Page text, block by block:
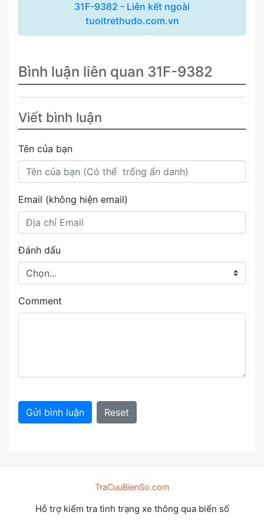
31F-9382 - Liên kết ngoài
tuoitrethudo.com.vn
Bình luận liên quan 31F-9382
Viết bình luận
Tên của bạn
Email (không hiện email)
Đánh dấu
Comment
Gửi bình luận Reset
TraCuuBienSo.com
Hỗ trợ kiểm tra tình trạng xe thông qua biển số